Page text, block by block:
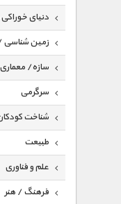
دنیای
زمین
سازه/
سرگرمی
شناخت
طبیعت
علم و فناوری
فرهنگ / هنر